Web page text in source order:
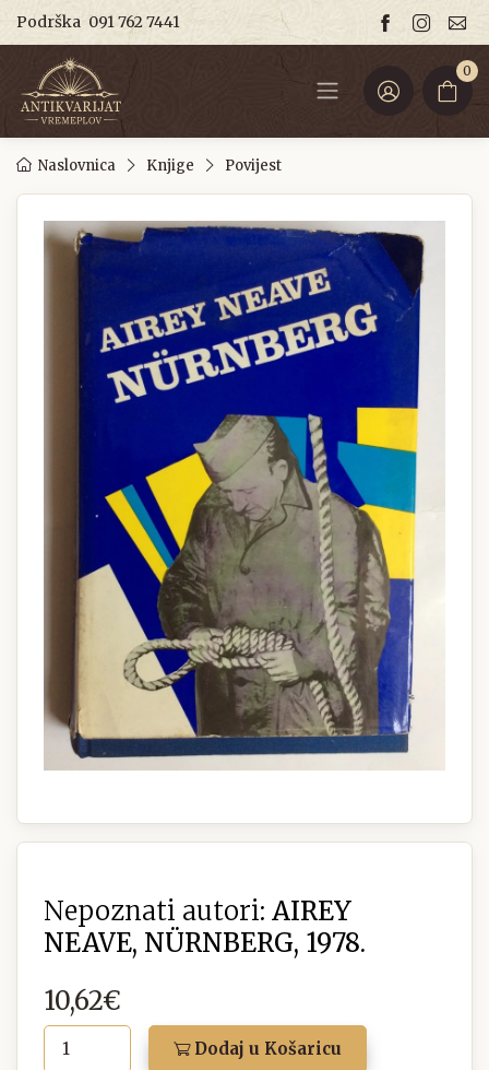
Podrška 091 762 7441
0
Naslovnica Knjige Povijest
Nepoznati autori: AIREY
NEAVE, NÜRNBERG, 1978.
10,62€
Dodaj u Košaricu